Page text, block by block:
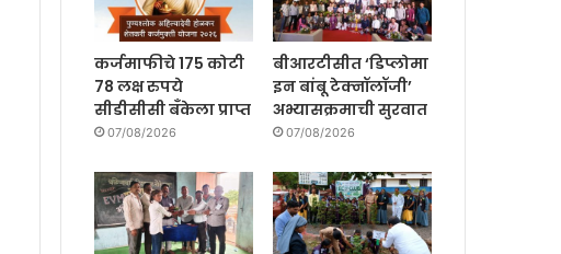
कर्जमाफीचे 175 कोटी
78 लक्ष रुपये
सीडीसीसी बँकेला प्राप्त
07/08/2026
बीआरटीसीत ‘डिप्लोमा
इन बांबू टेक्नॉलॉजी’
अभ्यासक्रमाची सुरवात
07/08/2026